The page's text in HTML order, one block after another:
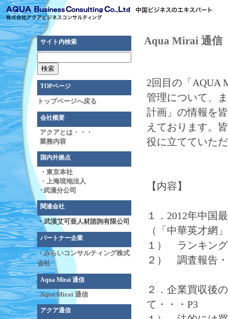
サイト内検索
TOPページ
トップページへ戻る
会社概要
アクアとは・・・
業務内容
国内外拠点
・東京本社
・上海現地法人
･武漢分公司
関連会社
・武漢艾可亜人材諮詢有限公司
パートナー企業
・みらいコンサルティング株式
会社
Aqua Mirai 通信
Aqua Mirai 通信
アクア通信
Aqua Mirai 通
2回目の「AQUA
管理について、
計画」の情報を
えております。
役に立てていた
【内容】
１．2012年中国
（「中華英才網
１） ランキング
２） 調査報告・
２．企業買収後
て・・・P3